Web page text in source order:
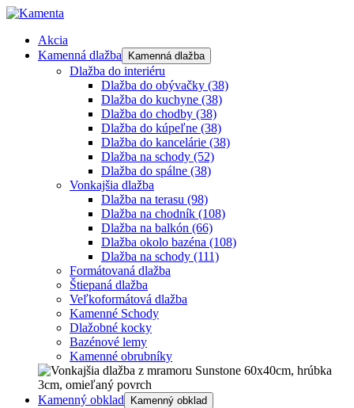
Akcia
Kamenná dlažba
Kamenná dlažba
Dlažba do interiéru
Dlažba do obývačky (38)
Dlažba do kuchyne (38)
Dlažba do chodby (38)
Dlažba do kúpeľne (38)
Dlažba do kancelárie (38)
Dlažba na schody (52)
Dlažba do spálne (38)
Vonkajšia dlažba
Dlažba na terasu (98)
Dlažba na chodník (108)
Dlažba na balkón (66)
Dlažba okolo bazéna (108)
Dlažba na schody (111)
Formátovaná dlažba
Štiepaná dlažba
Veľkoformátová dlažba
Kamenné Schody
Dlažobné kocky
Bazénové lemy
Kamenné obrubníky
Kamenný obklad Kamenný obklad